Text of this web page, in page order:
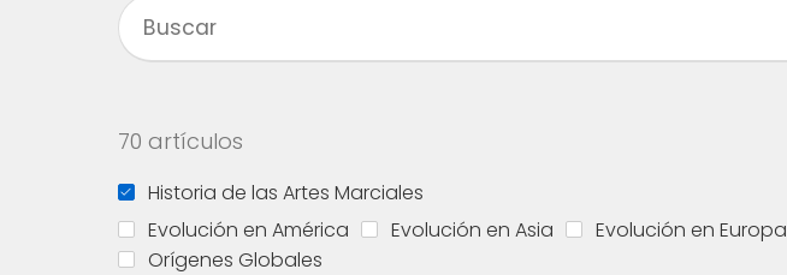
70 artículos
Historia de las Artes Marciales
Evolución en América
Evolución en Asia Evolución en Europa
Orígenes Globales